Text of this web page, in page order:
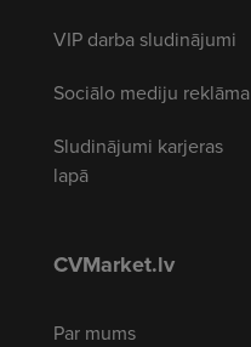
VIP darba sludinājumi
Sociālo mediju reklāma
Sludinājumi karjeras
lapā
CVMarket.lv
Par mums